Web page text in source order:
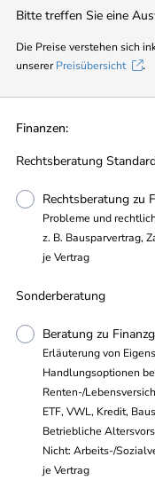
Bitte treffen Sie eine
Die Preise verstehen sich
unsererPreisübersicht .
Finanzen:
Rechtsberatung
Rechtsberatung zu
Probleme und
z. B. Bausparvertrag,
je Vertrag
Sonderberatung
Beratung zu
Erläuterung von
Handlungsoptionen
Renten-/
ETF, VWL, Kredit,
Betriebliche
Nicht: Arbeits-/
je Vertrag